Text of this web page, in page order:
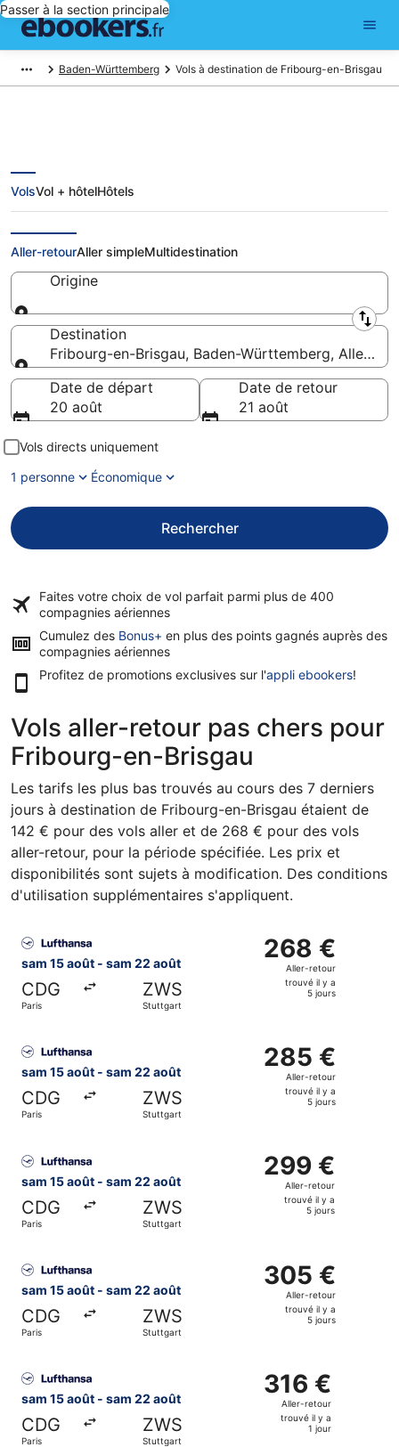
Passer à la section principale
Baden-Württemberg Vols à destination de Fribourg-en-Brisgau
Vols pas chers pour Fribourg-en-
Brisgau
VolsVol + hôtelHôtels
Aller-retourAller simpleMultidestination
Origine
Origine
Destination
Fribourg-en-Brisgau, Baden-Württemberg,
Destination
Date de départ
20 août
Date de retour
21 août
Vols directs uniquement
1 personne
Économique
Rechercher
Faites votre choix de vol parfait parmi plus de 400
compagnies aériennes
Cumulez des Bonus+ en plus des points gagnés auprès des
compagnies aériennes
Profitez de promotions exclusives sur l'appli ebookers!
Vols aller-retour pas chers pour
Fribourg-en-Brisgau
Les tarifs les plus bas trouvés au cours des 7 derniers
jours à destination de Fribourg-en-Brisgau étaient de
142 € pour des vols aller et de 268 € pour des vols
aller-retour, pour la période spécifiée. Les prix et
disponibilités sont sujets à modification. Des conditions
d'utilisation supplémentaires s'appliquent.
sam 15 août - sam 22 août
CDG
Paris
ZWS
Stuttgart
268 €
Aller-
retour,
a
5
jours
268 €
Aller-retour
trouvé il y a
5 jours
sam 15 août - sam 22 août
CDG
Paris
ZWS
Stuttgart
285 €
Aller-
retour,
a
5
jours
285 €
Aller-retour
trouvé il y a
5 jours
sam 15 août - sam 22 août
CDG
Paris
ZWS
Stuttgart
299 €
Aller-
retour,
a
5
jours
299 €
Aller-retour
trouvé il y a
5 jours
sam 15 août - sam 22 août
CDG
Paris
ZWS
Stuttgart
305 €
Aller-
retour,
a
5
jours
305 €
Aller-retour
trouvé il y a
5 jours
sam 15 août - sam 22 août
CDG
Paris
ZWS
Stuttgart
316 €
Aller-
retour,
316 €
Aller-retour
trouvé il y a
1 jour